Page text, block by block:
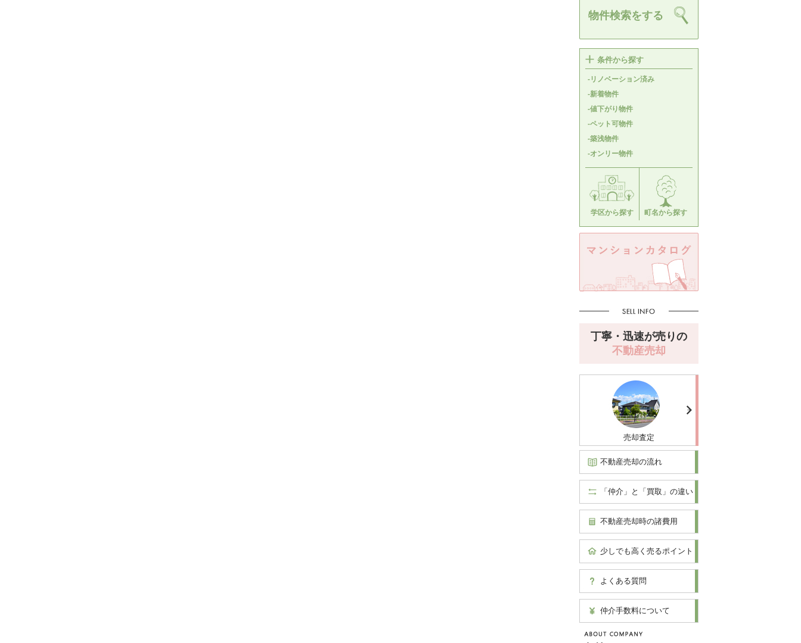
物件検索をする
条件から探す
-リノベーション済み
-新着物件
-値下がり物件
-ペット可物件
-築浅物件
-オンリー物件
学区から探す 町名から探す
丁寧・迅速が売りの
不動産売却
売却査定
不動産売却の流れ
「仲介」と「買取」の違い
不動産売却時の諸費用
少しでも高く売るポイント
よくある質問
仲介手数料について